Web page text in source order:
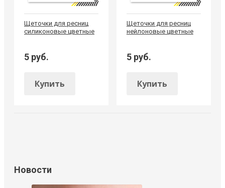
Щеточки для ресниц
силиконовые цветные
5 руб.
Купить
Щеточки для ресниц
нейлоновые цветные
5 руб.
Купить
Новости